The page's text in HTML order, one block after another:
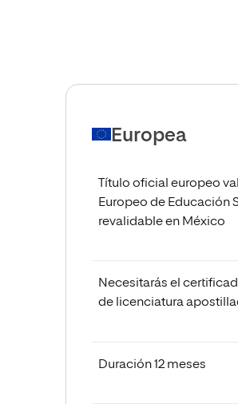
Europea
Título oficial europeo
Europeo de Educación
revalidable en México
Necesitarás el
de licenciatura
Duración 12 meses